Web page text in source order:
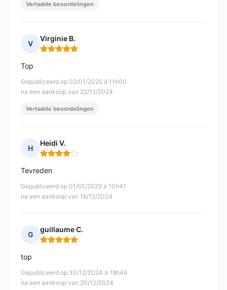
Vertaalde beoordelingen
V
Virginie B.
Opmerking: 5 van 5
Gepubliceerd op 02/01/2025 à 11h00
na een aankoop van 22/12/2024
Top
Vertaalde beoordelingen
H
Heidi V.
Opmerking: 4 van 5
Gepubliceerd op 01/01/2025 à 10h41
na een aankoop van 16/12/2024
Tevreden
G
guillaume C.
Opmerking: 5 van 5
Gepubliceerd op 30/12/2024 à 18h46
na een aankoop van 20/12/2024
top